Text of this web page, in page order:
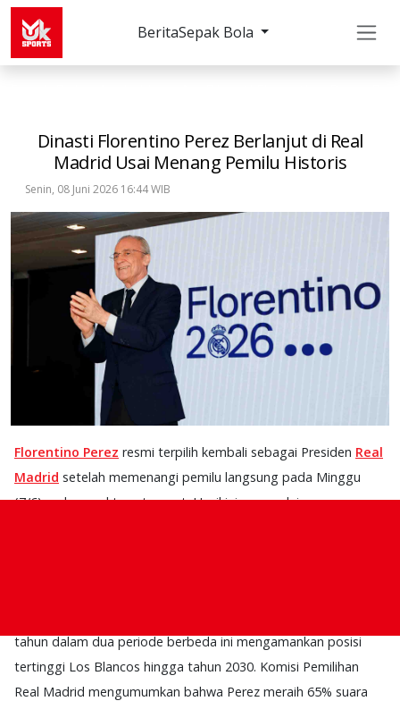
BeritaSepak Bola
Dinasti Florentino Perez Berlanjut di Real
Madrid Usai Menang Pemilu Historis
Senin, 08 Juni 2026 16:44 WIB
Florentino Perez resmi terpilih kembali sebagai Presiden Real
Madrid setelah memenangi pemilu langsung pada Minggu
(7/6) malam waktu setempat. Hasil ini menandai momen
tahun dalam dua periode berbeda ini mengamankan posisi
tertinggi Los Blancos hingga tahun 2030. Komisi Pemilihan
Real Madrid mengumumkan bahwa Perez meraih 65% suara